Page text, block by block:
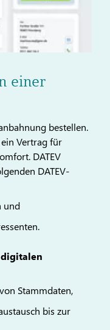
einer
bestellen.
Vertrag für
DATEV
DATEV-
und
digitalen
Stammdaten,
bis zur